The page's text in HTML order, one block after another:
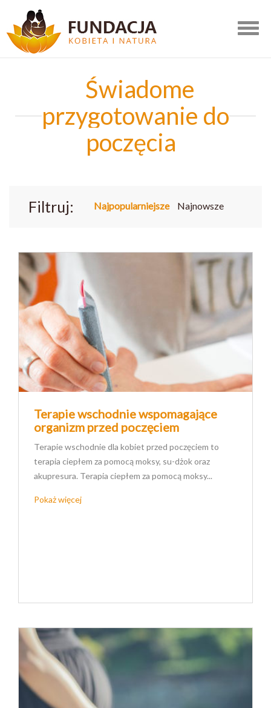
Świadome
przygotowanie do
poczęcia
Filtruj: Najpopularniejsze Najnowsze
Terapie wschodnie wspomagające
organizm przed poczęciem
Terapie wschodnie dla kobiet przed poczęciem to
terapia ciepłem za pomocą moksy, su-dżok oraz
akupresura. Terapia ciepłem za pomocą moksy...
Pokaż więcej